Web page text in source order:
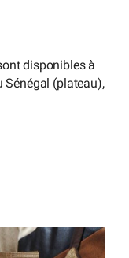
disponibles à
Sénégal (plateau),